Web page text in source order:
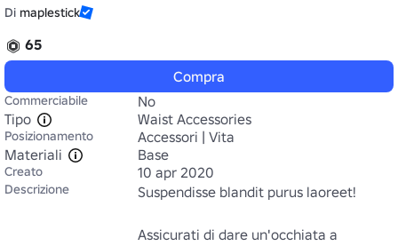
Di maplestick
65
Compra
Commerciabile
No
Tipo
Waist Accessories
Posizionamento
Accessori | Vita
Materiali
Base
Creato 10 apr 2020
Descrizione Suspendisse blandit purus laoreet!
Assicurati di dare un'occhiata a